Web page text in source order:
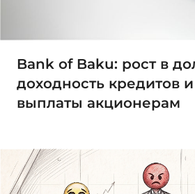
Bank of Baku: рост в
доходность кредитов
выплаты акционерам